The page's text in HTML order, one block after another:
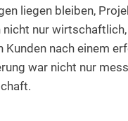
liegen bleiben,
nur
nach einem
war nicht nur